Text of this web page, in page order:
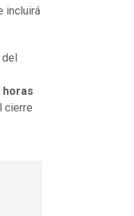
incluirá
horas
cierre